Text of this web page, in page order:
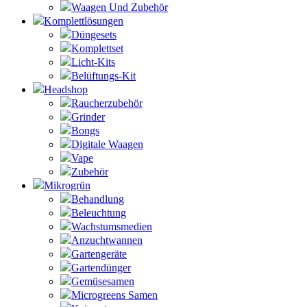
Waagen Und Zubehör
Komplettlösungen
Düngesets
Komplettset
Licht-Kits
Belüftungs-Kit
Headshop
Raucherzubehör
Grinder
Bongs
Digitale Waagen
Vape
Zubehör
Mikrogrün
Behandlung
Beleuchtung
Wachstumsmedien
Anzuchtwannen
Gartengeräte
Gartendünger
Gemüsesamen
Microgreens Samen